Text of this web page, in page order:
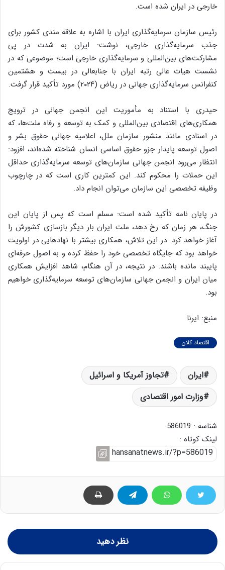
خارجی در ایران شده است.
رئیس سازمان سرمایه‌گذاری ایران با اشاره به علاقه مندی کشور برای
جذب سرمایه‌گذاری خارجی، نوشت: ایران به شدت در پی
مشارکت‌های بین‌المللی و سرمایه‌گذاری خارجی است؛ موضوعی که در
نشست هیات عالی‌ رتبه ایران با جنابعالی در بیست و هشتمین
کنفرانس سرمایه‌گذاری جهانی در ریاض (۲۰۲۴) مورد تأکید قرار گرفت.
حیدری با استناد به مأموریت این انجمن جهانی در ترویج
همکاری‌های اقتصادی بین‌المللی و کمک به توسعه و رفاه ملت‌ها، که
در اسنادی مانند منشور سازمان ملل، اعلامیه جهانی حقوق بشر و
اصول توسعه پایدار جزو حقوق اساسی انسان شناخته شده‌اند، افزود:
انتظار می‌رود انجمن جهانی سازمان‌های توسعه سرمایه‌گذاری حداقل
این حملات را محکوم کند. این کمترین کاری است که در چارچوب
وظیفه تخصصی این سازمان می‌توان انجام داد.
در پایان نامه تأکید شده است: مسلم است که پس از پایان این
جنگ، هر زمان که رخ دهد، ملت ایران بار دیگر بازسازی کشورش را
آغاز خواهد کرد. در این تلاش، همکاری بیشتر با نهادهایی در اولویت
خواهد بود که جایگاه تخصصی خود را حفظ کرده و به اصول حرفه‌ای
پایبند مانده باشند. در نتیجه، در آن هنگام، شاهد افزایش همکاری
میان ایران و انجمن جهانی سازمان‌های توسعه سرمایه‌گذاری خواهیم
بود.
منبع: ایرنا
اقتصاد کلان
ایران
تجاوز آمریکا و اسرائیل
وزارت امور اقتصادی
شناسه : 586019
لینک کوتاه :
نظر دهید